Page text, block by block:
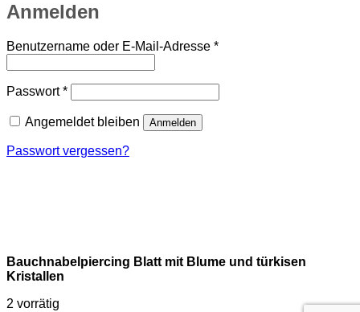
Anmelden
Benutzername oder E-Mail-Adresse *Erforderlich
Passwort*Erforderlich
Angemeldet bleiben Anmelden
Passwort vergessen?
Bauchnabelpiercing Blatt mit Blume und türkisen
Kristallen
2 vorrätig